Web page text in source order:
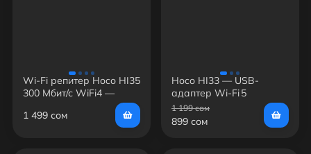
Wi-Fi репитер Hoco HI35
300 Мбит/с WiFi4 —
усилитель сигнала 2.4
ГГц
1 499 сом
Hoco HI33 — USB-
адаптер Wi‑Fi 5
(650 Мбит/с), dual-band с
внутренней антенной
1 199 сом
899 сом